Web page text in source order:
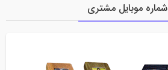
موبایل مشتری